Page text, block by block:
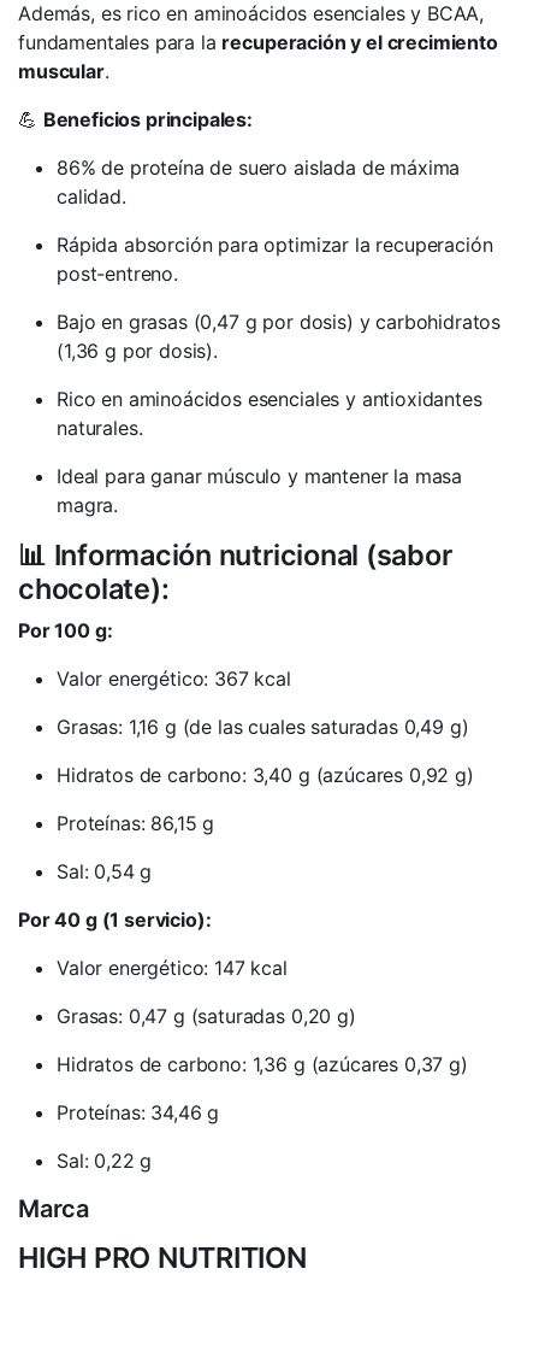
Además, es rico en aminoácidos esenciales y BCAA,
fundamentales para la recuperación y el crecimiento
muscular.
💪 Beneficios principales:
86% de proteína de suero aislada de máxima
calidad.
Rápida absorción para optimizar la recuperación
post-entreno.
Bajo en grasas (0,47 g por dosis) y carbohidratos
(1,36 g por dosis).
Rico en aminoácidos esenciales y antioxidantes
naturales.
Ideal para ganar músculo y mantener la masa
magra.
📊 Información nutricional (sabor
chocolate):
Por 100 g:
Valor energético: 367 kcal
Grasas: 1,16 g (de las cuales saturadas 0,49 g)
Hidratos de carbono: 3,40 g (azúcares 0,92 g)
Proteínas: 86,15 g
Sal: 0,54 g
Por 40 g (1 servicio):
Valor energético: 147 kcal
Grasas: 0,47 g (saturadas 0,20 g)
Hidratos de carbono: 1,36 g (azúcares 0,37 g)
Proteínas: 34,46 g
Sal: 0,22 g
Marca
HIGH PRO NUTRITION